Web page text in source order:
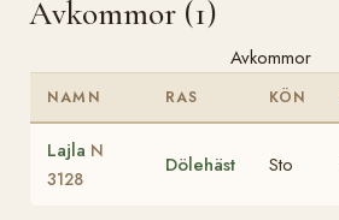
Avkommor (1)
Avkommor
NAMN RAS KÖN
Lajla N
3128
Dölehäst Sto